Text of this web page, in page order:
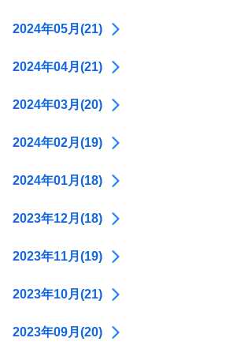
2024年05月(21)
2024年04月(21)
2024年03月(20)
2024年02月(19)
2024年01月(18)
2023年12月(18)
2023年11月(19)
2023年10月(21)
2023年09月(20)